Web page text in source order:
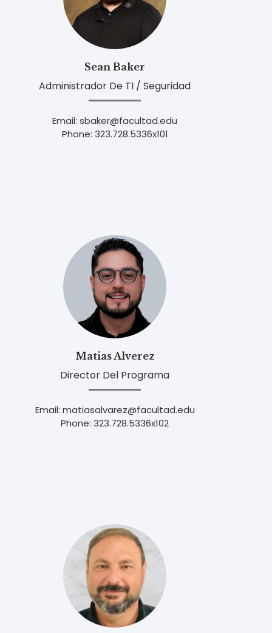
Sean Baker
Administrador De TI / Seguridad
Email: sbaker@facultad.edu
Phone: 323.728.5336x101
Matias Alverez
Director Del Programa
Email: matiasalvarez@facultad.edu
Phone: 323.728.5336x102